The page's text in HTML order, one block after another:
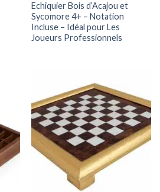
Echiquier Bois d’Acajou et
Sycomore 4+ – Notation
Incluse – Idéal pour Les
Joueurs Professionnels